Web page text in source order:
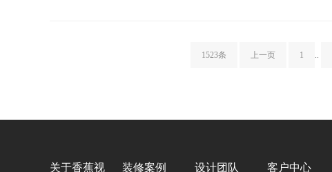
1523条 上一页 1 ..
关于香蕉视 装修案例 设计团队 客户中心